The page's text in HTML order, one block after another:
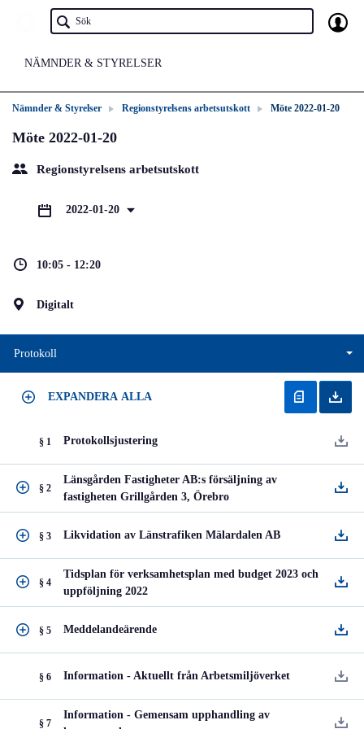
NÄMNDER & STYRELSER
Nämnder & Styrelser Regionstyrelsens arbetsutskott Möte 2022-01-20
Möte 2022-01-20
Regionstyrelsens arbetsutskott
2022-01-20
10:05 - 12:20
Digitalt
Protokoll
EXPANDERA ALLA
§ 1 Protokollsjustering
§ 2
Länsgården Fastigheter AB:s försäljning av
fastigheten Grillgården 3, Örebro
§ 3 Likvidation av Länstrafiken Mälardalen AB
§ 4
Tidsplan för verksamhetsplan med budget 2023 och
uppföljning 2022
§ 5 Meddelandeärende
§ 6 Information - Aktuellt från Arbetsmiljöverket
§ 7
Information - Gemensam upphandling av